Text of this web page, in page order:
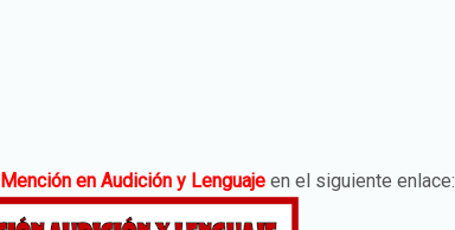
Mención en Audición y Lenguaje en el siguiente enlace: